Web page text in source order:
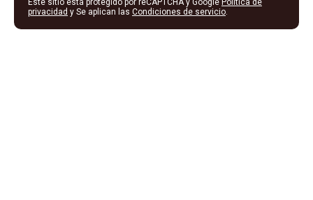
privacidad y Se aplican las Condiciones de servicio